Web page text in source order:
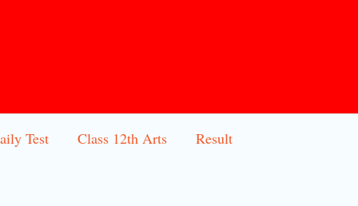
Test Class 12th Arts Result